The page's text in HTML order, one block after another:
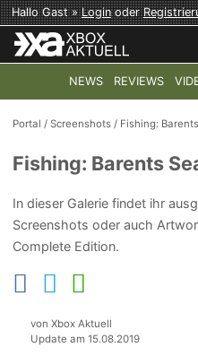
Hallo Gast »Loginoder
NEWS REVIEWS
TOP-THEMEN: COD:
Portal /Screenshots / Fishing:
Fishing: Barents
In dieser Galerie findet ihr
Screenshots oder auch
Complete Edition.
von Xbox Aktuell
Update am 15.08.2019